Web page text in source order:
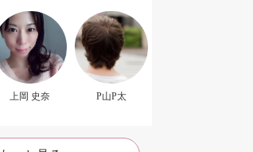
上岡 史奈 P山P太